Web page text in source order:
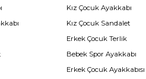
Kız Çocuk Ayakkabı
Kız Çocuk Sandalet
Erkek Çocuk Terlik
Bebek Spor Ayakkabı
Erkek Çocuk Ayakkabısı